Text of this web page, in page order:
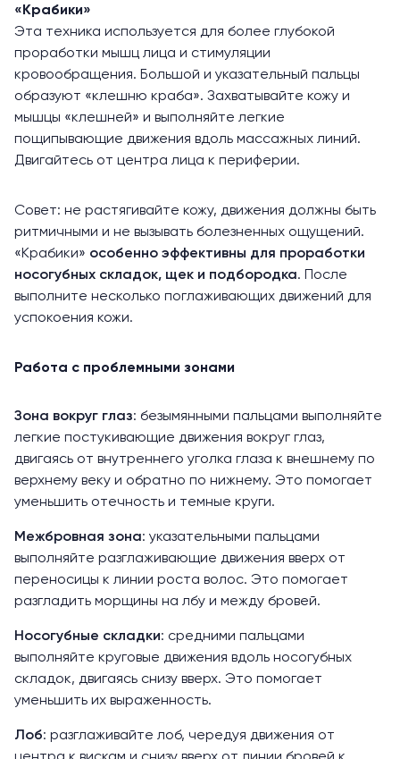
«Крабики»
Эта техника используется для более глубокой
проработки мышц лица и стимуляции
кровообращения. Большой и указательный пальцы
образуют «клешню краба». Захватывайте кожу и
мышцы «клешней» и выполняйте легкие
пощипывающие движения вдоль массажных линий.
Двигайтесь от центра лица к периферии.
Совет: не растягивайте кожу, движения должны быть
ритмичными и не вызывать болезненных ощущений.
«Крабики» особенно эффективны для проработки
носогубных складок, щек и подбородка. После
выполните несколько поглаживающих движений для
успокоения кожи.
Работа с проблемными зонами
Зона вокруг глаз: безымянными пальцами выполняйте
легкие постукивающие движения вокруг глаз,
двигаясь от внутреннего уголка глаза к внешнему по
верхнему веку и обратно по нижнему. Это помогает
уменьшить отечность и темные круги.
Межбровная зона: указательными пальцами
выполняйте разглаживающие движения вверх от
переносицы к линии роста волос. Это помогает
разгладить морщины на лбу и между бровей.
Носогубные складки: средними пальцами
выполняйте круговые движения вдоль носогубных
складок, двигаясь снизу вверх. Это помогает
уменьшить их выраженность.
Лоб: разглаживайте лоб, чередуя движения от